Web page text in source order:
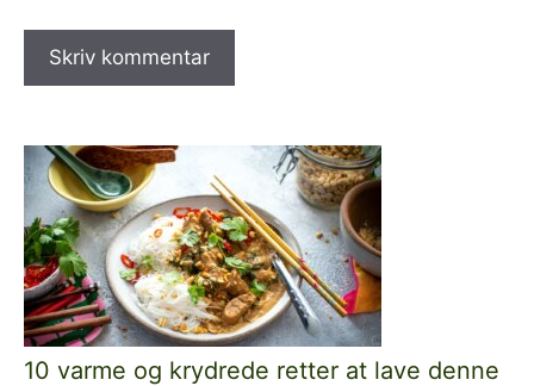
10 varme og krydrede retter at lave denne